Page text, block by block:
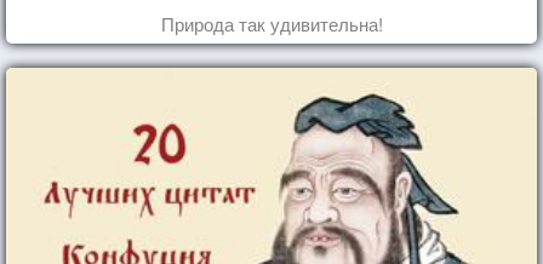
Природа так удивительна!